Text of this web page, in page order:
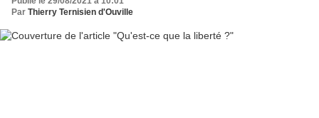
Par Thierry Ternisien d'Ouville